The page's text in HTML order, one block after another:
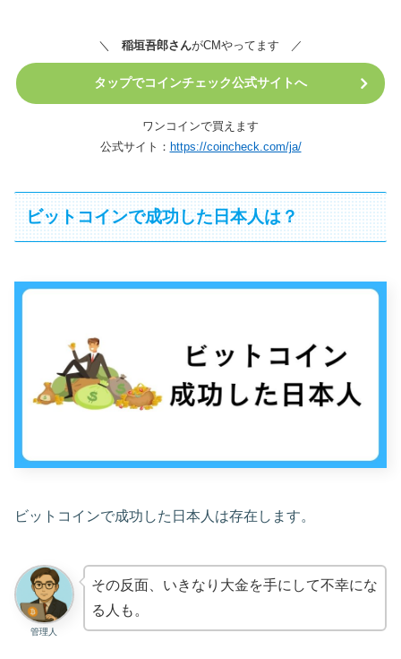
＼ 稲垣吾郎さんがCMやってます ／
タップでコインチェック公式サイトへ
ワンコインで買えます
公式サイト： https://coincheck.com/ja/
ビットコインで成功した日本人は？
ビットコインで成功した日本人は存在します。
管理人
その反面、いきなり大金を手にして不幸にな
る人も。